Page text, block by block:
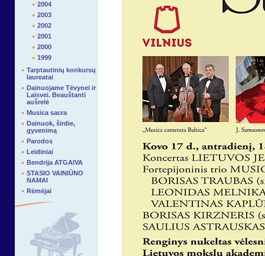
2004
2003
2002
2001
2000
1999
Tarptautinių konkursų
laureatai
Dainuojame Tėvynei ir
Laisvei. Beauštanti
aušrelė
Musica sacra
Dainuok, širdie,
gyvenimą
Parodos
Leidiniai
Bendrija ATGAIVA
STASIO VAINIŪNO
NAMAI
Rėmėjai